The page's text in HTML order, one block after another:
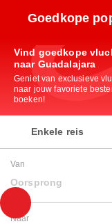
Goedkope
Vind goedkope
naar Guadalajara
Geniet van exclusieve
naar jouw favoriete
boeken!
Enkele reis
Van
Oorsprong
Naar